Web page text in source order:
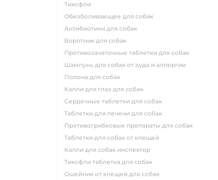
тиксфли
обезболивающее для собак
антибиотики для собак
воротник для собак
противозачаточные таблетки для собак
шампунь для собак от зуда и аллергии
попона для собак
капли для глаз для собак
сердечные таблетки для собак
таблетки для печени для собак
противогрибковые препараты для собак
таблетки для собак от клещей
капли для собак инспектор
тиксфли таблетка для собак
ошейник от клещей для собак